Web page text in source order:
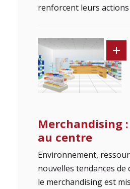
renforcent leurs
Merchandising :
au centre
Environnement,
nouvelles tendances de
le merchandising est